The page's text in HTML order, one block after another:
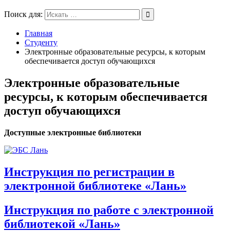
Поиск для:
Главная
Студенту
Электронные образовательные ресурсы, к которым
обеспечивается доступ обучающихся
Электронные образовательные
ресурсы, к которым обеспечивается
доступ обучающихся
Доступные электронные библиотеки
Инструкция по регистрации в
электронной библиотеке «Лань»
Инструкция по работе с электронной
библиотекой «Лань»